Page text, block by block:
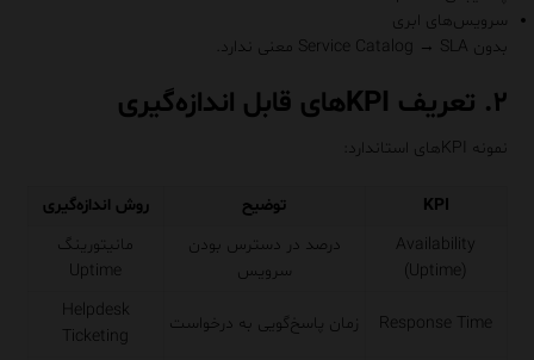
سرویس‌های ابری
بدون Service Catalog → SLA معنی ندارد.
۲. تعریف KPIهای قابل اندازه‌گیری
نمونه KPIهای استاندارد:
KPI توضیح
روش اندازه‌گیری
Availability
(Uptime)
درصد در دسترس بودن
سرویس
مانیتورینگ
Uptime
Response Time زمان پاسخ‌گویی به درخواست
Helpdesk
Ticketing